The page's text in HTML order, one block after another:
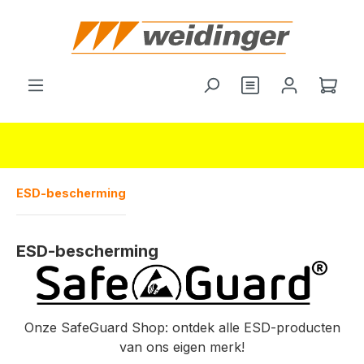
ESD-bescherming
ESD-bescherming
Onze SafeGuard Shop: ontdek alle ESD-producten
van ons eigen merk!